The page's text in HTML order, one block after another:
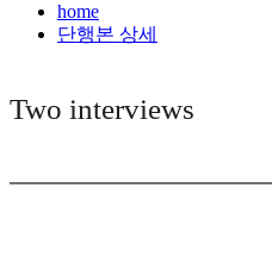
home
단행본 상세
Two interviews